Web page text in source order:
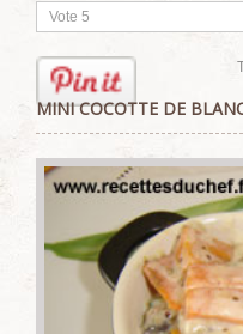
utilisateur:
Veuillez
voter
MINI COCOTTE DE